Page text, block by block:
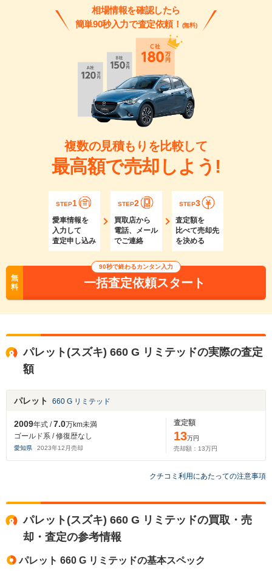
相場情報を確認したら
簡単90秒入力で査定依頼！ (無料)
複数の見積もりを比較して
最高額で売却しよう!
STEP1
愛車情報を
入力して
査定申し込み
STEP2
買取店から
電話、メール
でご連絡
STEP3
査定額を
比べて売却先
を決める
無
料
90秒で終わるカンタン入力
一括査定依頼スタート
パレット(スズキ) 660 G リミテッドの実際の査定
額
パレット 660 G リミテッド
2009年式 /7.0万km未満
ゴールド系 / 修復歴なし
愛知県 2023年12 月売却
査定額
13万円
売却額： 13万円
クチコミ利用にあたっての注意事項
パレット(スズキ) 660 G リミテッドの買取・売
却・査定の参考情報
パレット 660 G リミテッドの基本スペック